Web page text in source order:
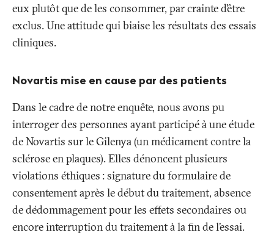
eux plutôt que de les consommer, par crainte d’être
exclus. Une attitude qui biaise les résultats des essais
cliniques.
Novartis mise en cause par des patients
Dans le cadre de notre enquête, nous avons pu
interroger des personnes ayant participé à une étude
de Novartis sur le Gilenya (un médicament contre la
sclérose en plaques). Elles dénoncent plusieurs
violations éthiques : signature du formulaire de
consentement après le début du traitement, absence
de dédommagement pour les effets secondaires ou
encore interruption du traitement à la fin de l’essai.